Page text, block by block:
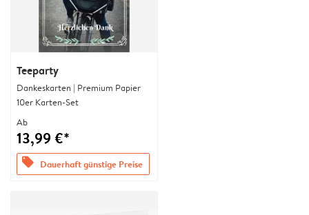
Teeparty
Dankeskarten | Premium Papier
10er Karten-Set
Ab
13,99 €*
offers Dauerhaft günstige Preise